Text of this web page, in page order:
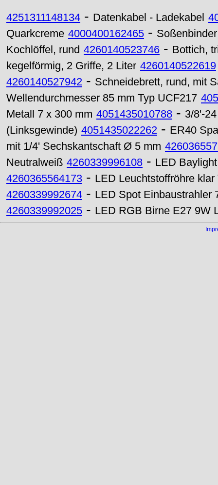
4251311148134 - Datenkabel - Ladekabel
Quarkcreme 4000400162465 - Soßenbinder
Kochlöffel, rund 4260140523746 - Bottich,
kegelförmig, 2 Griffe, 2 Liter 4260140522619
4260140527942 - Schneidebrett, rund, mit
Wellendurchmesser 85 mm Typ UCF217
Metall 7 x 300 mm 4051435010788 - 3/8'-
(Linksgewinde) 4051435022262 - ER40
mit 1/4' Sechskantschaft Ø 5 mm
Neutralweiß 4260339996108 - LED
4260365564173 - LED Leuchtstoffröhre
4260339992674 - LED Spot Einbaustrahler
4260339992025 - LED RGB Birne E27 9W